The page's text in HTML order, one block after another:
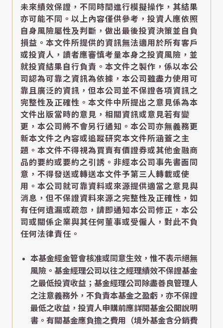
未來績效保證，不同時間進行模擬操作，其結果
亦可能不同。以上內容僅供參考，投資人應依照
自身風險屬性及判斷，做出最後投資決策並自負
損益。本文件所提供的資訊無法適用於所有客戶
或投資人，讀者應審慎考量本身之投資風險，並
就投資結果自行負責。本文件之製作，係以本公
司認為可靠之資訊為依據，本公司雖盡力使用可
靠且廣泛的資訊，但本公司並不保證各項資訊之
完整性及正確性。本文件中所提出之意見係為本
文件出版當時的意見，相關資訊或意見若有變
更，本公司將不會另行通知。本公司亦無義務更
新本文件之內容或追蹤研究本文件所涵蓋之主
題。本文件不得視為買賣有價證券或其他金融商
品的要約或要約之引誘。非經本公司事先書面同
意，不得發送或轉送本文件予第三人轉載或使
用。本公司就可靠資料或來源提供適當之意見與
消息，但不保證資料來源之完整性及正確性，如
有任何遺漏或疏忽，請即通知本公司修正，本公
司或關係企業與其任何董事或受僱人，對此不負
任何法律責任。
本基金經金管會核准或同意生效，惟不表示絕無
風險。基金經理公司以往之經理績效不保證基金
之最低投資收益；基金經理公司除盡善良管理人
之注意義務外，不負責本基金之盈虧，亦不保證
最低之收益，投資人申購前應詳閱基金公開說明
書。有關基金應負擔之費用（境外基金含分銷費